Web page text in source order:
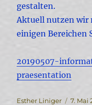
gestalten.
Aktuell nutzen wir
einigen Bereichen
20190507-
praesentation
Autor
Esther Liniger 7. Mai